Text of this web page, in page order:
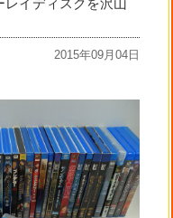
イディスクを沢山
2015年09月04日